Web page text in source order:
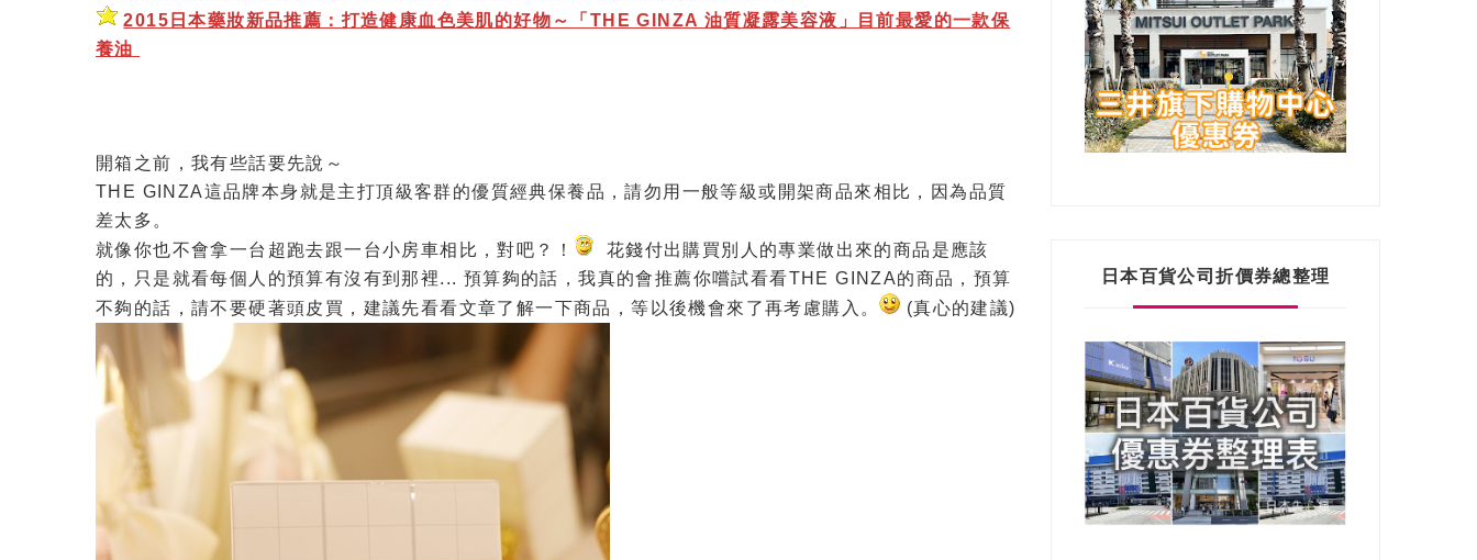
2015日本藥妝新品推薦：打造健康血色美肌的好物～「THE GINZA 油質凝露美容液」目前最愛的一款保
養油
開箱之前，我有些話要先說～
THE GINZA這品牌本身就是主打頂級客群的優質經典保養品，請勿用一般等級或開架商品來相比，因為品質
差太多。
就像你也不會拿一台超跑去跟一台小房車相比，對吧？！
花錢付出購買別人的專業做出來的商品是應該
的，只是就看每個人的預算有沒有到那裡... 預算夠的話，我真的會推薦你嚐試看看THE GINZA的商品，預算
不夠的話，請不要硬著頭皮買，建議先看看文章了解一下商品，等以後機會來了再考慮購入。
(真心的建議)
日本百貨公司折價券總整理